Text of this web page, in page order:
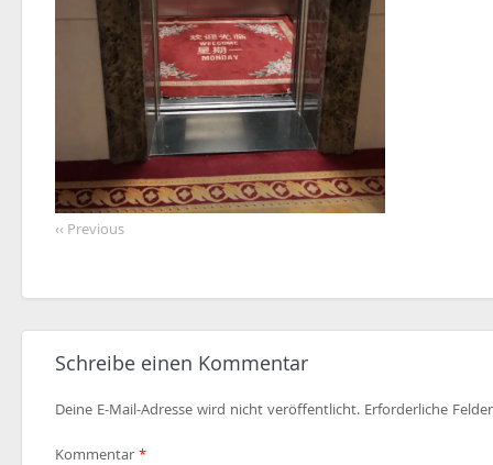
‹‹ Previous
Schreibe einen Kommentar
Deine E-Mail-Adresse wird nicht veröffentlicht. Erforderliche
Kommentar *